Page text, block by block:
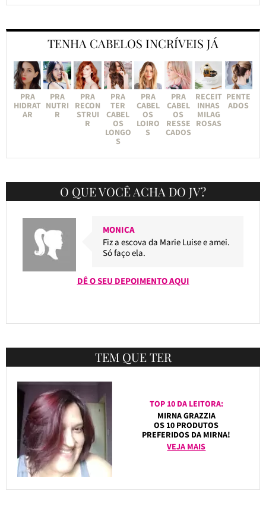
TENHA CABELOS INCRÍVEIS JÁ
PRA
HIDRAT
AR
PRA
NUTRI
R
PRA
RECON
STRUI
R
PRA
TER
CABEL
OS
LONGO
S
PRA
CABEL
OS
LOIRO
S
PRA
CABEL
OS
RESSE
CADOS
RECEIT
INHAS
MILAG
ROSAS
PENTE
ADOS
O QUE VOCÊ ACHA DO JV?
MONICA
Fiz a escova da Marie Luise e amei.
Só faço ela.
DÊ O SEU DEPOIMENTO AQUI
TEM QUE TER
TOP 10 DA LEITORA:
MIRNA GRAZZIA
OS 10 PRODUTOS
PREFERIDOS DA MIRNA!
VEJA MAIS